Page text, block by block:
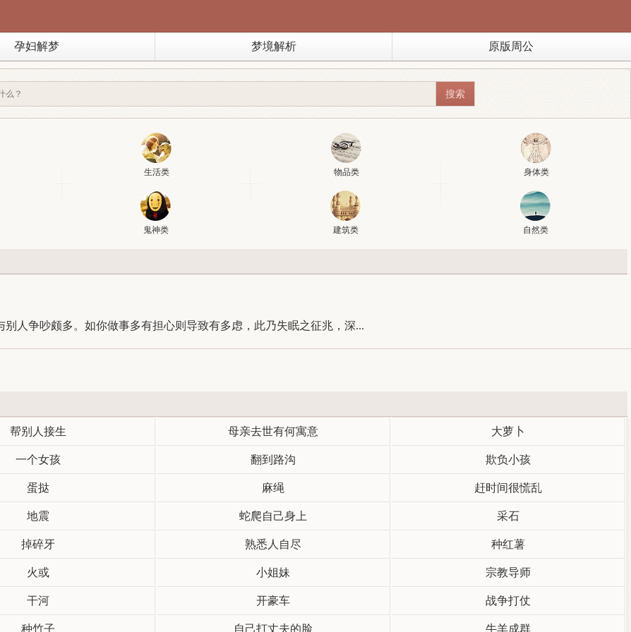
孕妇解梦 梦境解析 原版周公
生活类 物品类 身体类
鬼神类 建筑类 自然类
人争吵颇多。如你做事多有担心则导致有多虑，此乃失眠之征兆，深...
帮别人接生 母亲去世有何寓意 大萝卜
一个女孩 翻到路沟 欺负小孩
蛋挞 麻绳 赶时间很慌乱
地震 蛇爬自己身上 采石
掉碎牙 熟悉人自尽 种红薯
火或 小姐妹 宗教导师
干河 开豪车 战争打仗
种竹子 自己打丈夫的脸 牛羊成群